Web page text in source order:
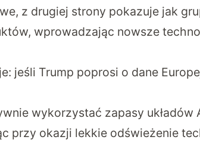
z drugiej strony pokazuje jak
wprowadzając nowsze
jeśli Trump poprosi o dane
wykorzystać zapasy układów
przy okazji lekkie odświeżenie